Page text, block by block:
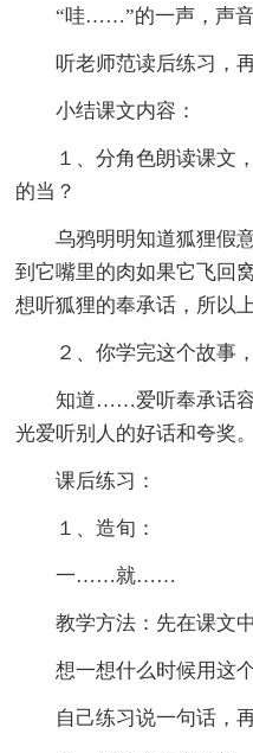
“哇……”的一声，声音
听老师范读后练习，
小结课文内容：
１、分角色朗读课文
的当？
乌鸦明明知道狐狸假
到它嘴里的肉如果它飞回
想听狐狸的奉承话，所以上
２、你学完这个故事
知道……爱听奉承话
光爱听别人的好话和夸奖。
课后练习：
１、造旬：
一……就……
教学方法：先在课文
想一想什么时候用这
自己练习说一句话，